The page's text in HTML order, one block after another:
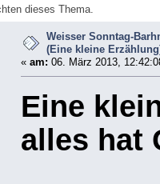
dieses Thema.
Weisser Sonntag-
(Eine kleine
« am: 06. März 2013,
Eine
alles hat